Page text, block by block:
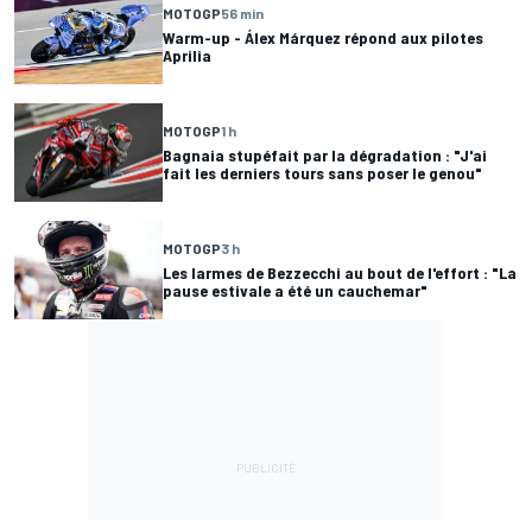
MOTOGP56 min
Warm-up - Álex Márquez répond aux pilotes
Aprilia
MOTOGP1 h
Bagnaia stupéfait par la dégradation : "J'ai
fait les derniers tours sans poser le genou"
MOTOGP3 h
Les larmes de Bezzecchi au bout de l'effort : "La
pause estivale a été un cauchemar"